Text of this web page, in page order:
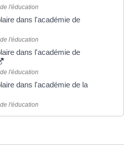
l'éducation
dans l'académie de
l'éducation
dans l'académie de
l'éducation
dans l'académie de la
l'éducation